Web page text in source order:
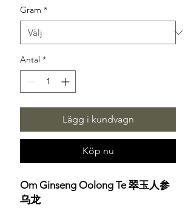
Gram *
Antal *
Lägg i kundvagn
Köp nu
Om Ginseng Oolong Te 翠玉人参
乌龙